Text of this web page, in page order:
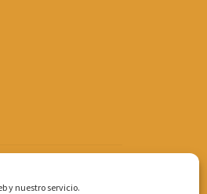
y nuestro servicio.